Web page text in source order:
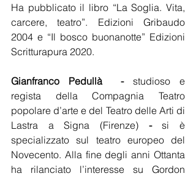
Ha pubblicato il libro “La Soglia. Vita,
carcere, teatro”. Edizioni Gribaudo
2004 e “Il bosco buonanotte” Edizioni
Scritturapura 2020.
Gianfranco Pedullà - studioso e
regista della Compagnia Teatro
popolare d’arte e del Teatro delle Arti di
Lastra a Signa (Firenze) - si è
specializzato sul teatro europeo del
Novecento. Alla fine degli anni Ottanta
ha rilanciato l’interesse su Gordon